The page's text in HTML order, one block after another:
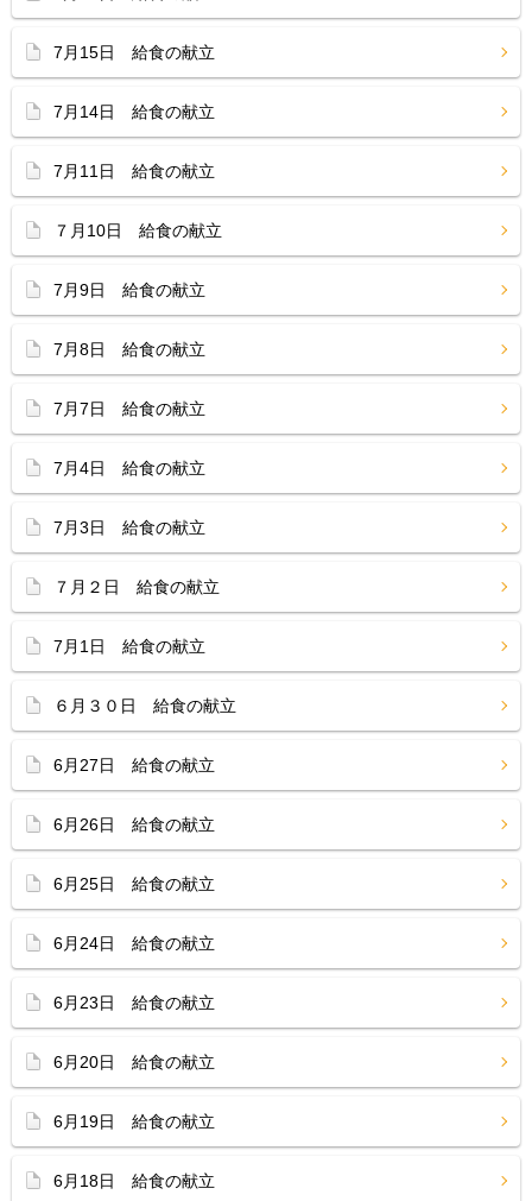
7月15日 給食の献立
7月14日 給食の献立
7月11日 給食の献立
７月10日 給食の献立
7月9日 給食の献立
7月8日 給食の献立
7月7日 給食の献立
7月4日 給食の献立
7月3日 給食の献立
７月２日 給食の献立
7月1日 給食の献立
６月３０日 給食の献立
6月27日 給食の献立
6月26日 給食の献立
6月25日 給食の献立
6月24日 給食の献立
6月23日 給食の献立
6月20日 給食の献立
6月19日 給食の献立
6月18日 給食の献立